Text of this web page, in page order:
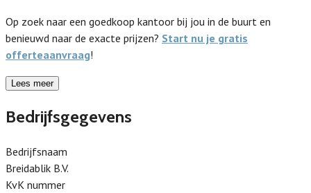
Op zoek naar een goedkoop kantoor bij jou in de buurt en
benieuwd naar de exacte prijzen? Start nu je gratis
offerteaanvraag!
Lees meer
Bedrijfsgegevens
Bedrijfsnaam
Breidablik B.V.
KvK nummer